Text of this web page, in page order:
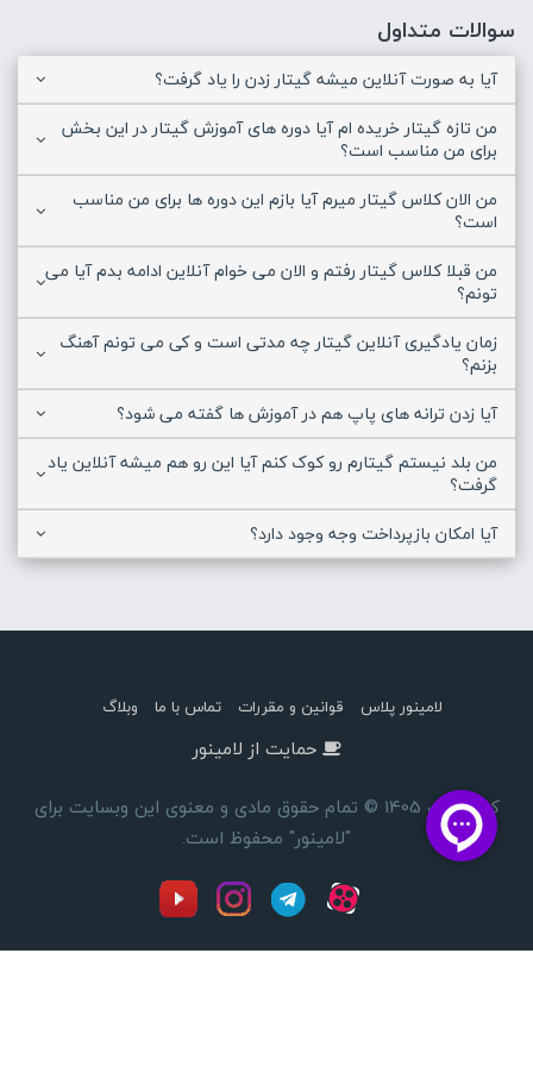
سوالات متداول
آیا به صورت آنلاین میشه گیتار زدن را یاد گرفت؟
من تازه گیتار خریده ام آیا دوره های آموزش گیتار در این بخش
برای من مناسب است؟
من الان کلاس گیتار میرم آیا بازم این دوره ها برای من مناسب
است؟
من قبلا کلاس گیتار رفتم و الان می خوام آنلاین ادامه بدم آیا می
تونم؟
زمان یادگیری آنلاین گیتار چه مدتی است و کی می تونم آهنگ
بزنم؟
آیا زدن ترانه های پاپ هم در آموزش ها گفته می شود؟
من بلد نیستم گیتارم رو کوک کنم آیا این رو هم میشه آنلاین یاد
گرفت؟
آیا امکان بازپرداخت وجه وجود دارد؟
لامینور پلاس قوانین و مقررات تماس با ما وبلاگ
حمایت از لامینور
کپی رایت 1405 © تمام حقوق مادی و معنوی این وبسایت برای
"لامینور" محفوظ است.